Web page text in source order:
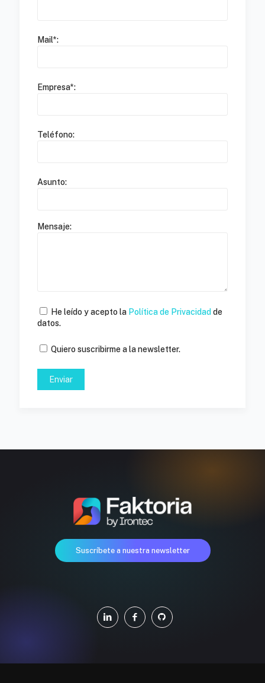
Mail*:
Empresa*:
Teléfono:
Asunto:
Mensaje:
He leído y acepto la Política de Privacidad de
datos.
Quiero suscribirme a la newsletter.
Suscríbete a nuestra newsletter